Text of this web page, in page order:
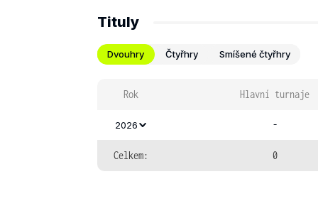
Tituly
Dvouhry Čtyřhry Smíšené čtyřhry
Rok Hlavní turnaje
2026 -
Celkem: 0